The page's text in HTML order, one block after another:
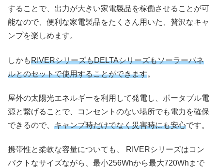
することで、出力が大きい家電製品を稼働させることが可
能なので、便利な家電製品をたくさん用いた、贅沢なキャ
ンプを楽しめます。
しかもRIVERシリーズもDELTAシリーズもソーラーパネ
ルとのセットで使用することができます。
屋外の太陽光エネルギーを利用して発電し、ポータブル電
源と繋げることで、コンセントのない場所でも電力を確保
できるので、 キャンプ時だけでなく災害時にも安心です。
携帯性と柔軟な容量についても、 RIVERシリーズはコン
パクトなサイズながら、最小256Whから最大720Whまで